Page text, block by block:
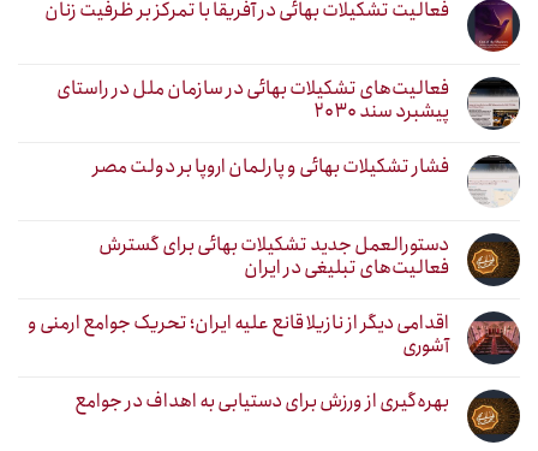
فعالیت تشکیلات بهائی در آفریقا با تمرکز بر ظرفیت زنان
فعالیت‌های تشکیلات بهائی در سازمان ملل در راستای
پیشبرد سند ۲۰۳۰
فشار تشکیلات بهائی و پارلمان اروپا بر دولت مصر
دستورالعمل جدید تشکیلات بهائی برای گسترش
فعالیت‌های تبلیغی در ایران
اقدامی دیگر از نازیلا قانع علیه ایران؛ تحریک جوامع ارمنی و
آشوری
بهره‌گیری از ورزش برای دستیابی به اهداف در جوامع